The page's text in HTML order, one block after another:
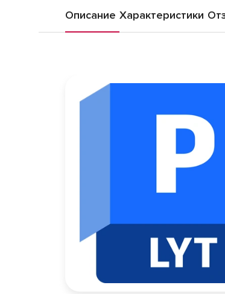
Описание Характеристики